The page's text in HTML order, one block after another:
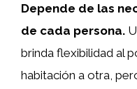
Depende de las
de cada persona.
brinda flexibilidad al
habitación a otra,